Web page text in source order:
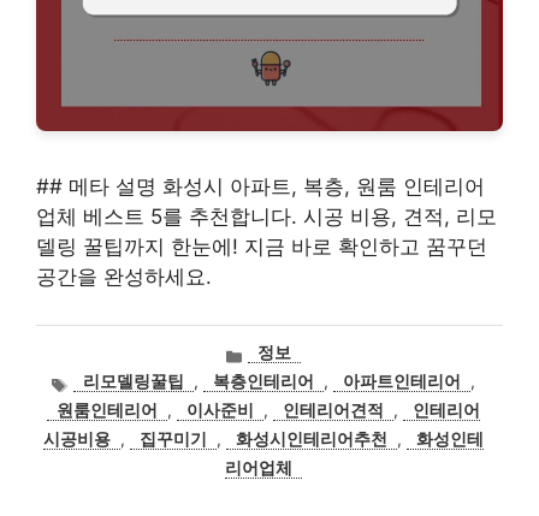
## 메타 설명 화성시 아파트, 복층, 원룸 인테리어
업체 베스트 5를 추천합니다. 시공 비용, 견적, 리모
델링 꿀팁까지 한눈에! 지금 바로 확인하고 꿈꾸던
공간을 완성하세요.
카
테
고
리
정보
태
그
리모델링꿀팁 , 복층인테리어 , 아파트인테리어
,
원룸인테리어
, 이사준비 , 인테리어견적 ,
인테리어
시공비용 , 집꾸미기 , 화성시인테리어추천 ,
화성인테
리어업체